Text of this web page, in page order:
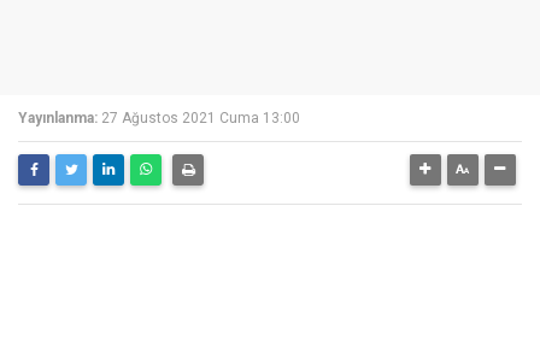
Yayınlanma: 27 Ağustos 2021 Cuma 13:00